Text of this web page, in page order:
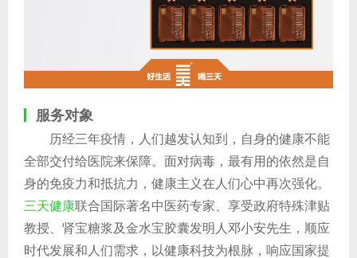
服务对象
历经三年疫情，人们越发认知到，自身的健康不能
全部交付给医院来保障。面对病毒，最有用的依然是自
身的免疫力和抵抗力，健康主义在人们心中再次强化。
三天健康联合国际著名中医药专家、享受政府特殊津贴
教授、肾宝糖浆及金水宝胶囊发明人邓小安先生，顺应
时代发展和人们需求，以健康科技为根脉，响应国家提